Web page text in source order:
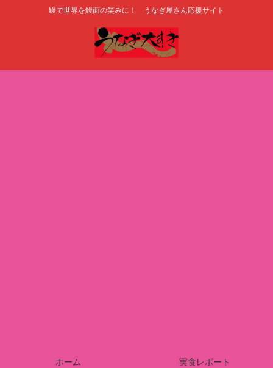
鰻で世界を鰻面の笑みに！ うなぎ屋さん応援サイト
ホーム 実食レポート